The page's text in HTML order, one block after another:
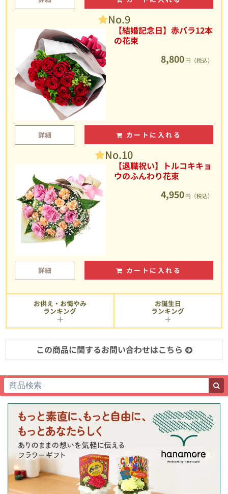
No.9
【結婚記念日】赤バラ12本
の花束
8,800 円（税込）
詳細 カートに入れる
No.10
【退職祝い】トルコキキョ
ウのふんわり花束
4,950 円（税込）
詳細 カートに入れる
お供え・お悔やみ
ランキング
お誕生日
ランキング
この商品に関するお問い合わせはこちら